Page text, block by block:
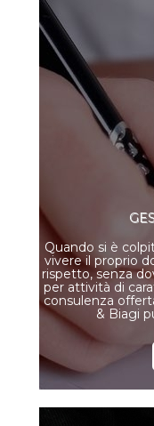
Quando si è
vivere il proprio
rispetto, senza
per attività di
consulenza
& Biagi